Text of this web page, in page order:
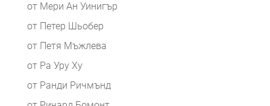
от Мери Ан Уинигър
от Петер Шьобер
от Петя Мъжлева
от Ра Уру Ху
от Ранди Ричмънд